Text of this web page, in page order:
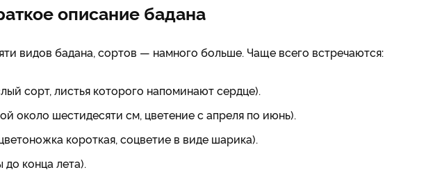
описание бадана
видов бадана, сортов — намного больше. Чаще всего встречаются:
сорт, листья которого напоминают сердце).
около шестидесяти см, цветение с апреля по июнь).
короткая, соцветие в виде шарика).
конца лета).